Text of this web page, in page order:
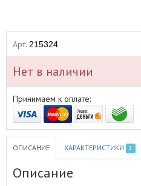
Арт. 215324
Нет в наличии
Принимаем к оплате:
ОПИСАНИЕ ХАРАКТЕРИСТИКИ 2
Описание